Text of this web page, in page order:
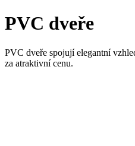
PVC dveře
PVC dveře spojují elegantní
za atraktivní cenu.